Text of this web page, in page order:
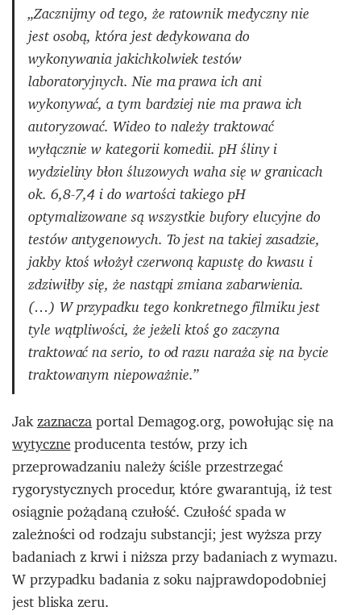
„Zacznijmy od tego, że ratownik medyczny nie
jest osobą, która jest dedykowana do
wykonywania jakichkolwiek testów
laboratoryjnych. Nie ma prawa ich ani
wykonywać, a tym bardziej nie ma prawa ich
autoryzować. Wideo to należy traktować
wyłącznie w kategorii komedii. pH śliny i
wydzieliny błon śluzowych waha się w granicach
ok. 6,8-7,4 i do wartości takiego pH
optymalizowane są wszystkie bufory elucyjne do
testów antygenowych. To jest na takiej zasadzie,
jakby ktoś włożył czerwoną kapustę do kwasu i
zdziwiłby się, że nastąpi zmiana zabarwienia.
(…) W przypadku tego konkretnego filmiku jest
tyle wątpliwości, że jeżeli ktoś go zaczyna
traktować na serio, to od razu naraża się na bycie
traktowanym niepoważnie.”
Jakzaznaczaportal Demagog.org, powołując się na
wytyczneproducenta testów, przy ich
przeprowadzaniu należy ściśle przestrzegać
rygorystycznych procedur, które gwarantują, iż test
osiągnie pożądaną czułość. Czułość spada w
zależności od rodzaju substancji; jest wyższa przy
badaniach z krwi i niższa przy badaniach z wymazu.
W przypadku badania z soku najprawdopodobniej
jest bliska zeru.